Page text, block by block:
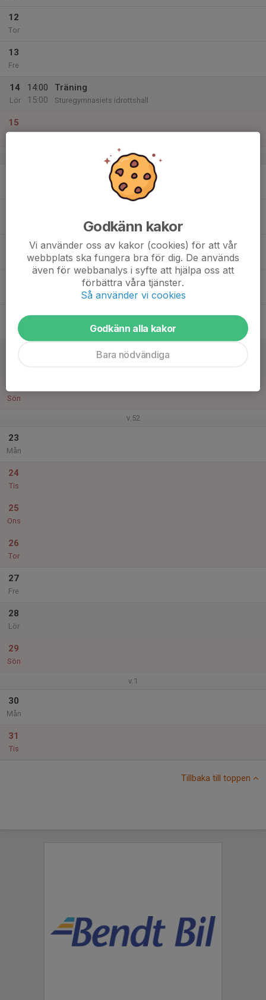
12
Tor
13
Fre
14
Lör
14:00
15:00
Träning
Sturegymnasiets idrottshall
15
Sön
v.51
Fre
Sön
v.52
23
Mån
24
Tis
25
Ons
26
Tor
27
Fre
28
Lör
29
Sön
v.1
30
Mån
31
Tis
Tillbaka till toppen
Godkänn kakor
Vi använder oss av kakor (cookies) för att vår
webbplats ska fungera bra för dig. De används
även för webbanalys i syfte att hjälpa oss att
förbättra våra tjänster.
Så använder vi cookies
Godkänn alla kakor
Bara nödvändiga